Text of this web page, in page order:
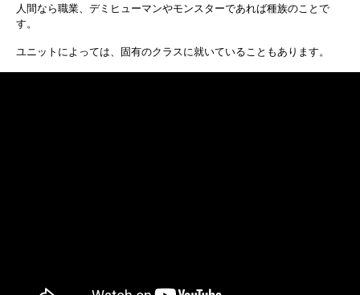
人間なら職業、デミヒューマンやモンスターであれば種族のことで
す。
ユニットによっては、固有のクラスに就いていることもあります。